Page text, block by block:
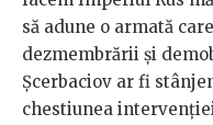
să adune o armată
dezmembrării și
Șcerbaciov ar fi
chestiunea